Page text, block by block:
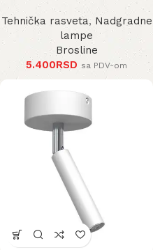
mm 170 mm 2285 mm
Tehnička rasveta, Nadgradne
lampe
Brosline
5.400RSD sa PDV-om